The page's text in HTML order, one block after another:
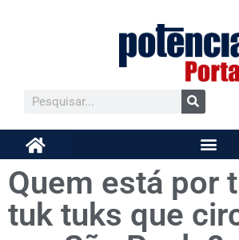
Quem está por
tuk tuks que